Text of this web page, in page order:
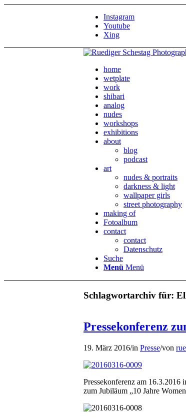
Instagram
Youtube
Xing
home
wetplate
work
shibari
analog
nudes
workshops
exhibitions
about
blog
podcast
art
nudes & portraits
darkness & light
wallpaper girls
street photography
making of
Fotoalbum
contact
contact
Datenschutz
Suche
Menü Menü
Schlagwortarchiv für:
Pressekonferenz
19. März 2016/in Presse/von
Pressekonferenz am 16.3.2016
zum Jubiläum „10 Jahre